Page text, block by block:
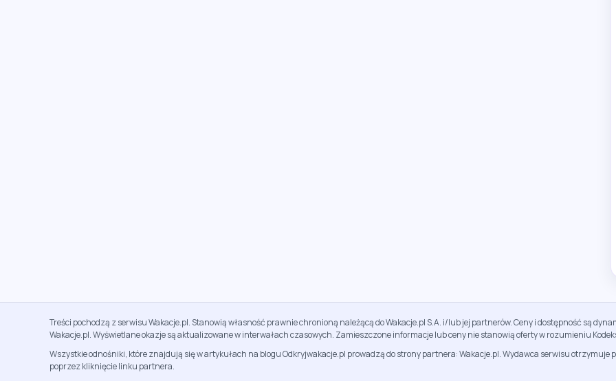
Treści pochodzą z serwisu Wakacje.pl. Stanowią własność prawnie chronioną należącą do Wakacje.pl S.A. i/lub jej partnerów. Ceny i dostępność są
Wakacje.pl. Wyświetlane okazje są aktualizowane w interwałach czasowych. Zamieszczone informacje lub ceny nie stanowią oferty w rozumieniu
Wszystkie odnośniki, które znajdują się w artykułach na blogu Odkryjwakacje.pl prowadzą do strony partnera: Wakacje.pl. Wydawca serwisu
poprzez kliknięcie linku partnera.